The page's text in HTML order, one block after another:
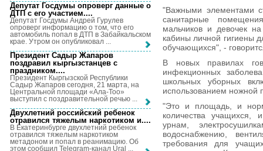
"Важными элементами
санитарные
мальчиков и девочек
кабины личной гигиены
обучающихся", -
В новых правилах
инфекционных
школьных уборных
использованием ножной
"Это и площадь, и
количества учащихся,
урнам,
водоснабжению,
требования для
Депутат Госдумы опроверг данные о
ДТП с его участием....
Депутат Госдумы Андрей Гурулев
опроверг информацию о том, что его
автомобиль попал в ДТП в Забайкальском
крае. Утром он опубликовал ...
Президент Садыр Жапаров
поздравил кыргызстанцев с
праздником....
Президент Кыргызской Республики
Садыр Жапаров сегодня, 21 марта, на
Центральной площади «Ала-Тоо»
выступил с поздравительной речью ...
Двухлетний российский ребенок
отравился тяжелым наркотиком и....
В Екатеринбурге двухлетний ребенок
отравился тяжелым наркотиком
метадоном и попал в реанимацию. Об
этом сообщил Telegram-канал Ural ...